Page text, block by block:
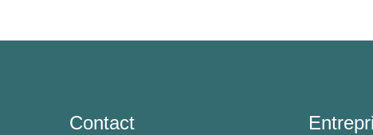
Contact